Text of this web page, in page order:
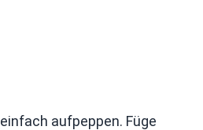
aufpeppen. Füge